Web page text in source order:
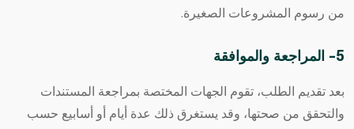
من رسوم المشروعات الصغيرة.
5- المراجعة والموافقة
بعد تقديم الطلب، تقوم الجهات المختصة بمراجعة المستندات
والتحقق من صحتها، وقد يستغرق ذلك عدة أيام أو أسابيع حسب